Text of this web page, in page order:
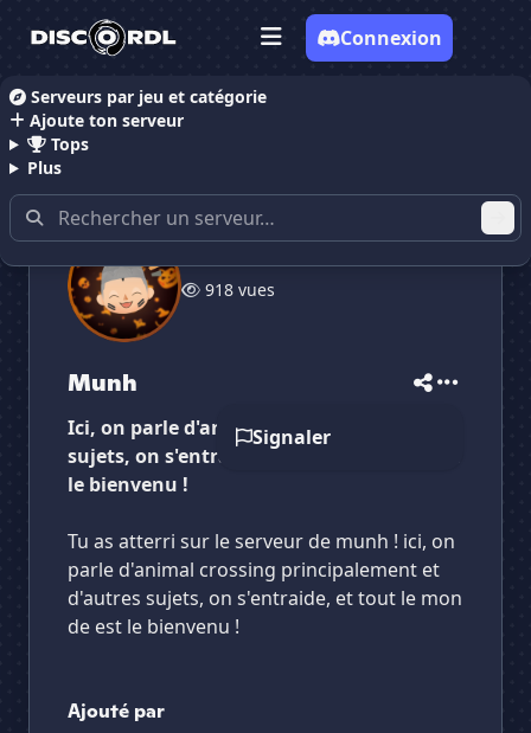
Serveurs par jeu et catégorie
Ajoute ton serveur
Tops
Plus
Connexion
Accueil Serveurs Discord Gaming
918 vues
Munh
Signaler
Ici, on parle d'animal crossing et d'autres
sujets, on s'entraide, et tout le monde est
le bienvenu !
Tu as atterri sur le serveur de munh ! ici, on
parle d'animal crossing principalement et
d'autres sujets, on s'entraide, et tout le mon
de est le bienvenu !
Ajouté par
Vote pour
✕
✕
Es-tu sûr de vouloir supprimer ton avis de ce
✕
Munh